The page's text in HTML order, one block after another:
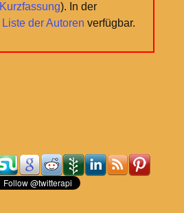
Kurzfassung). In der
Liste der Autoren verfügbar.